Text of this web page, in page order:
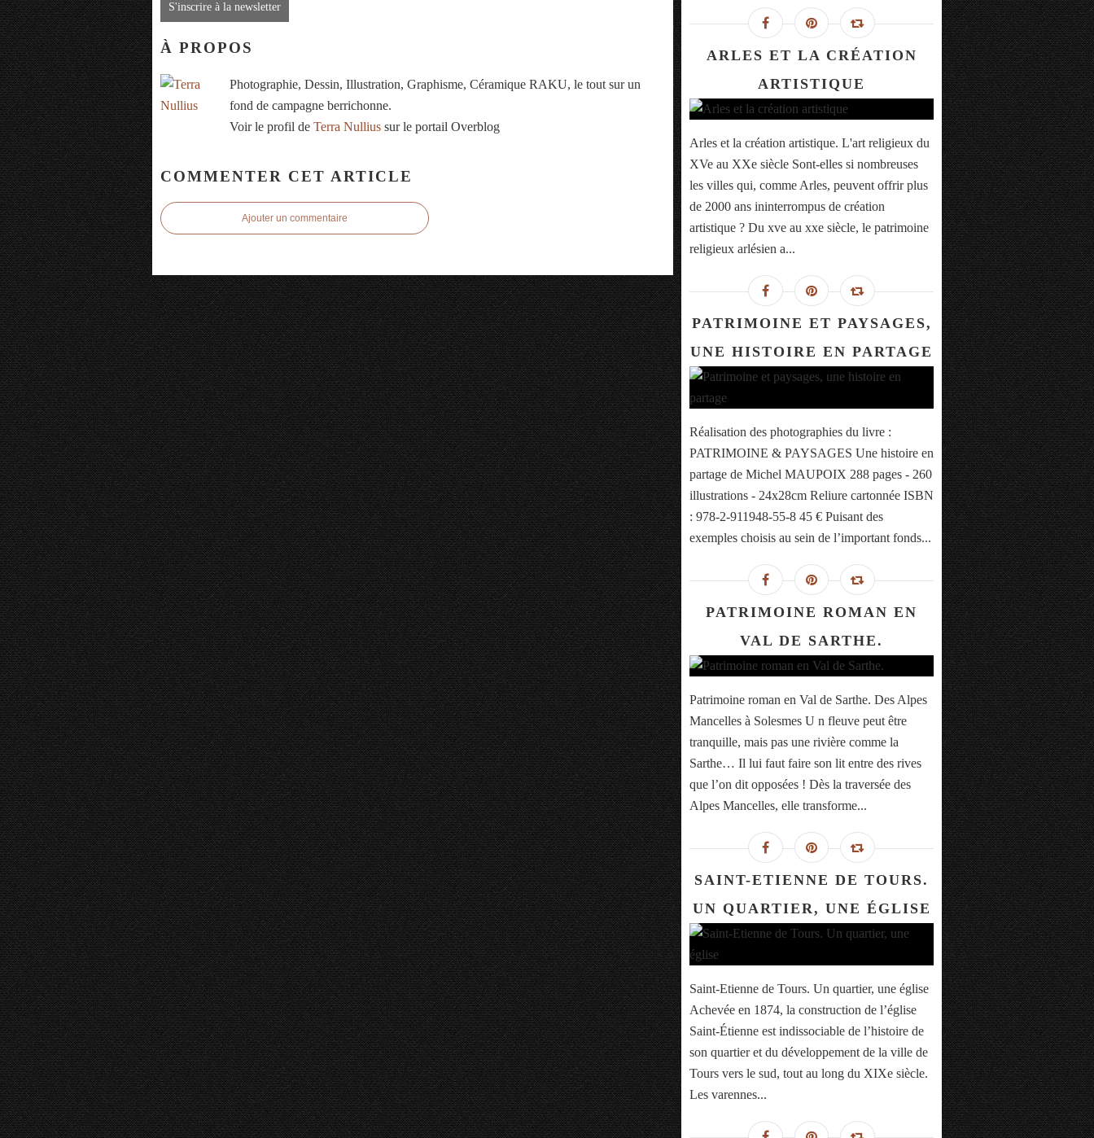
S'inscrire à la newsletter
À PROPOS
Photographie, Dessin, Illustration, Graphisme, Céramique RAKU, le tout sur un
fond de campagne berrichonne.
Voir le profil de Terra Nullius sur le portail Overblog
COMMENTER CET ARTICLE
Ajouter un commentaire
ARLES ET LA CRÉATION
ARTISTIQUE
Arles et la création artistique. L'art religieux du
XVe au XXe siècle Sont-elles si nombreuses
les villes qui, comme Arles, peuvent offrir plus
de 2000 ans ininterrompus de création
artistique ? Du xve au xxe siècle, le patrimoine
religieux arlésien a...
PATRIMOINE ET PAYSAGES,
UNE HISTOIRE EN PARTAGE
Réalisation des photographies du livre :
PATRIMOINE & PAYSAGES Une histoire en
partage de Michel MAUPOIX 288 pages - 260
illustrations - 24x28cm Reliure cartonnée ISBN
: 978-2-911948-55-8 45 € Puisant des
exemples choisis au sein de l’important fonds...
PATRIMOINE ROMAN EN
VAL DE SARTHE.
Patrimoine roman en Val de Sarthe. Des Alpes
Mancelles à Solesmes U n fleuve peut être
tranquille, mais pas une rivière comme la
Sarthe… Il lui faut faire son lit entre des rives
que l’on dit opposées ! Dès la traversée des
Alpes Mancelles, elle transforme...
SAINT-ETIENNE DE TOURS.
UN QUARTIER, UNE ÉGLISE
Saint-Etienne de Tours. Un quartier, une église
Achevée en 1874, la construction de l’église
Saint-Étienne est indissociable de l’histoire de
son quartier et du développement de la ville de
Tours vers le sud, tout au long du XIXe siècle.
Les varennes...